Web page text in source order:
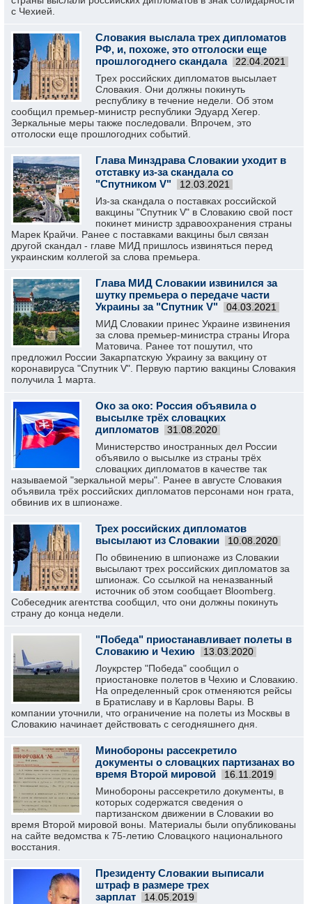
с Чехией.
Словакия выслала трех дипломатов
РФ, и, похоже, это отголоски еще
прошлогоднего скандала
22.04.2021
Трех российских дипломатов высылает
Словакия. Они должны покинуть
республику в течение недели. Об этом
сообщил премьер-министр республики Эдуард Хегер.
Зеркальные меры также последовали. Впрочем, это
отголоски еще прошлогодних событий.
Глава Минздрава Словакии уходит в
отставку из-за скандала со
"Спутником V"
12.03.2021
Из-за скандала о поставках российской
вакцины "Спутник V" в Словакию свой пост
покинет министр здравоохранения страны
Марек Крайчи. Ранее с поставками вакцины был связан
другой скандал - главе МИД пришлось извиняться перед
украинским коллегой за слова премьера.
Глава МИД Словакии извинился за
шутку премьера о передаче части
Украины за "Спутник V"
04.03.2021
МИД Словакии принес Украине извинения
за слова премьер-министра страны Игора
Матовича. Ранее тот пошутил, что
предложил России Закарпатскую Украину за вакцину от
коронавируса "Спутник V". Первую партию вакцины Словакия
получила 1 марта.
Око за око: Россия объявила о
высылке трёх словацких
дипломатов
31.08.2020
Министерство иностранных дел России
объявило о высылке из страны трёх
словацких дипломатов в качестве так
называемой "зеркальной меры". Ранее в августе Словакия
объявила трёх российских дипломатов персонами нон грата,
обвинив их в шпионаже.
Трех российских дипломатов
высылают из Словакии
10.08.2020
По обвинению в шпионаже из Словакии
высылают трех российских дипломатов за
шпионаж. Со ссылкой на неназванный
источник об этом сообщает Bloomberg.
Собеседник агентства сообщил, что они должны покинуть
страну до конца недели.
"Победа" приостанавливает полеты в
Словакию и Чехию
13.03.2020
Лоукрстер "Победа" сообщил о
приостановке полетов в Чехию и Словакию.
На определенный срок отменяются рейсы
в Братиславу и в Карловы Вары. В
компании уточнили, что ограничение на полеты из Москвы в
Словакию начинает действовать с сегодняшнего дня.
Минобороны рассекретило
документы о словацких партизанах во
время Второй мировой
16.11.2019
Минобороны рассекретило документы, в
которых содержатся сведения о
партизанском движении в Словакии во
время Второй мировой воны. Материалы были опубликованы
на сайте ведомства к 75-летию Словацкого национального
восстания.
Президенту Словакии выписали
штраф в размере трех
зарплат
14.05.2019